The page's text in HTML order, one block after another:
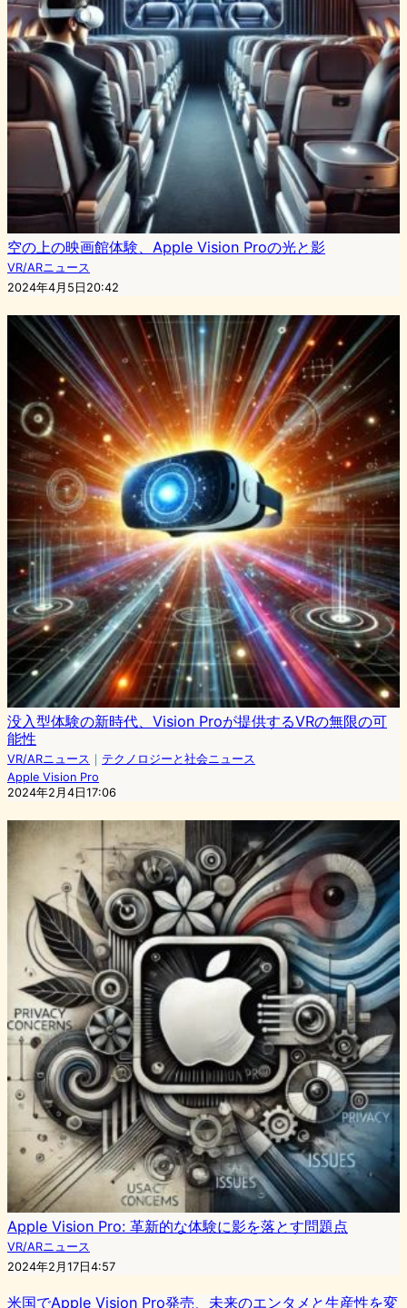
空の上の映画館体験、Apple Vision Proの光と影
VR/ARニュース
2024年4月5日20:42
没入型体験の新時代、Vision Proが提供するVRの無限の可
能性
VR/ARニュース ｜ テクノロジーと社会ニュース
Apple Vision Pro
2024年2月4日17:06
Apple Vision Pro: 革新的な体験に影を落とす問題点
VR/ARニュース
2024年2月17日4:57
米国でApple Vision Pro発売、未来のエンタメと生産性を変